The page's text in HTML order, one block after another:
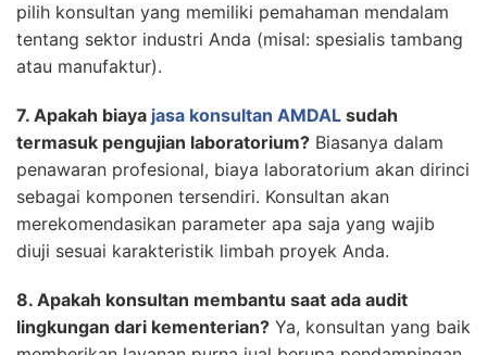
pilih konsultan yang memiliki pemahaman mendalam
tentang sektor industri Anda (misal: spesialis tambang
atau manufaktur).
7. Apakah biaya jasa konsultan AMDAL sudah
termasuk pengujian laboratorium? Biasanya dalam
penawaran profesional, biaya laboratorium akan dirinci
sebagai komponen tersendiri. Konsultan akan
merekomendasikan parameter apa saja yang wajib
diuji sesuai karakteristik limbah proyek Anda.
8. Apakah konsultan membantu saat ada audit
lingkungan dari kementerian? Ya, konsultan yang baik